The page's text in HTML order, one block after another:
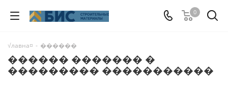
0
√лавна¤ - ������
������ ������� �
��������� �����������